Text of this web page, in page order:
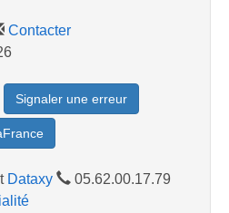
Contacter
Signaler une erreur
Dataxy
05.62.00.17.79